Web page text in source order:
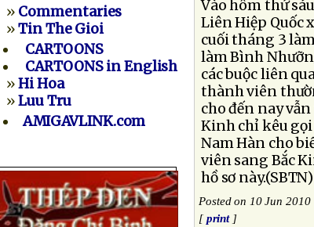
» Commentaries
»Tin The Gioi
CARTOONS
CARTOONS in English
»Hi Hoa
»Luu Tru
AMIGAVLINK.com
Vào hôm thứ
Liên Hiệp Quốc
cuối tháng 3
làm Bình
các buộc liên
thành viên
cho đến nay
Kinh chỉ kêu gọi
Nam Hàn cho
viên sang Bắc
hồ sơ này.(SBTN)
Posted on 10 Jun 2010
[print]